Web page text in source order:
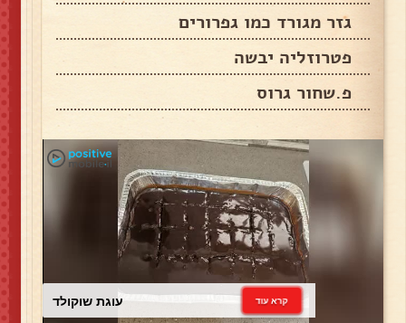
גזר מגורד כמו גפרורים
פטרוזליה יבשה
פ.שחור גרוס
עוגת שוקולד קרא עוד